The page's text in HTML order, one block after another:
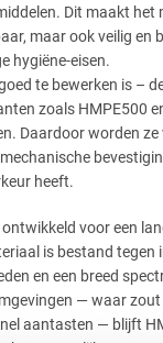
Dit maakt het
maar ook veilig en
hygiëne-eisen.
te bewerken is –
zoals HMPE500
Daardoor worden ze
heeft.
voor een
is bestand tegen
en een breed
— waar
aantasten — blijft